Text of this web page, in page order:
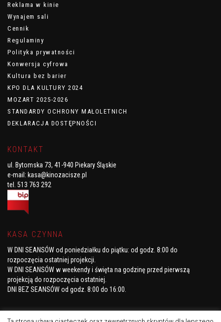
Reklama w kinie
Wynajem sali
Cennik
Regulaminy
Polityka prywatności
Konwersja cyfrowa
Kultura bez barier
KPO DLA KULTURY 2024
MOZART 2025-2026
STANDARDY OCHRONY MAŁOLETNICH
DEKLARACJA DOSTĘPNOŚCI
KONTAKT
ul. Bytomska 73, 41-940 Piekary Śląskie
e-mail: kasa@kinozacisze.pl
tel. 513 763 292
KASA CZYNNA
W DNI SEANSÓW od poniedziałku do piątku: od godz. 8:00 do
rozpoczęcia ostatniej projekcji.
W DNI SEANSÓW w weekendy i święta na godzinę przed pierwszą
projekcją do rozpoczęcia ostatniej.
DNI BEZ SEANSÓWod godz. 8:00 do 16:00.